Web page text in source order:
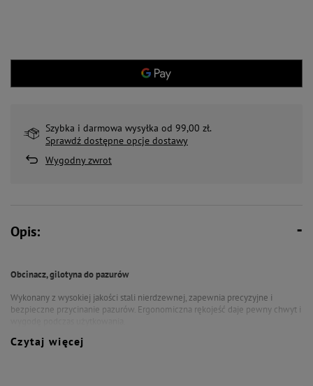
Szybka i darmowa wysyłka od 99,00 zł.
Sprawdź dostępne opcje dostawy
Wygodny zwrot
Opis:
Obcinacz, gilotyna do pazurów
Wykonany z wysokiej jakości stali nierdzewnej, zapewnia precyzyjne i
bezpieczne przycinanie pazurów. Ergonomiczna rękojeść daje pewny chwyt i
• Precyzyjne cięcie pazur
Czytaj więcej